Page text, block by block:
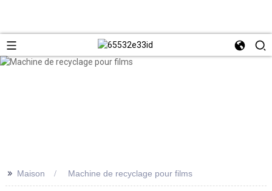
>> Maison Machine de recyclage pour films